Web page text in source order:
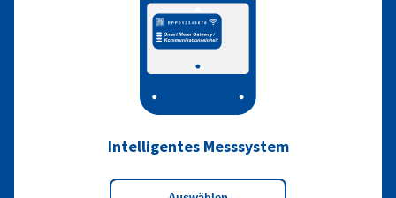
Intelligentes Messsystem